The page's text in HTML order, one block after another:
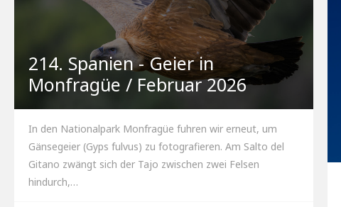
214. Spanien - Geier in
Monfragüe / Februar 2026
In den Nationalpark Monfragüe fuhren wir erneut, um
Gänsegeier (Gyps fulvus) zu fotografieren. Am Salto del
Gitano zwängt sich der Tajo zwischen zwei Felsen
hindurch,…